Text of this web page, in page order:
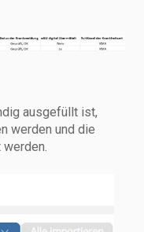
ausgefüllt ist,
werden und die
werden.